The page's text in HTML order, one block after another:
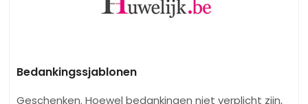
Bedankingssjablonen
Geschenken. Hoewel bedankingen niet verplicht zijn,